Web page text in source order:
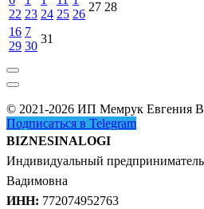
22 23 24 25 26
27 28
16
29
7
30
31
© 2021-2026 ИП Мемрук Евгения
Подписаться в Telegram
BIZNESINALOGI
Индивидуальный
Вадимовна
ИНН: 772074952763